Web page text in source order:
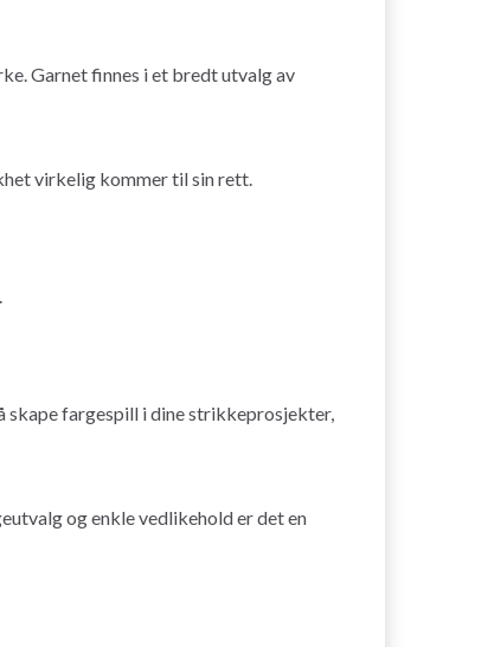
Garnet finnes i et bredt utvalg av
virkelig kommer til sin rett.
skape fargespill i dine strikkeprosjekter,
og enkle vedlikehold er det en